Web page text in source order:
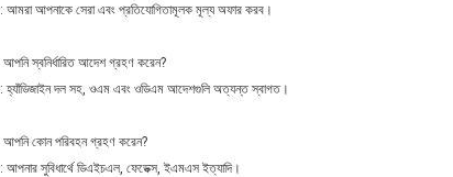
আপনাকে সেরা এবং প্রতিযোগিতামূলক মূল্য অফার করব।
স্বনির্ধারিত আদেশ গ্রহণ করেন?
হ্যাঁডিজাইন দল সহ, ওএম এবং ওডিএম আদেশগুলি অত্যন্ত স্বাগত।
কোন পরিবহন গ্রহণ করেন?
সুবিধার্থে ডিএইচএল, ফেডেক্স, ইএমএস ইত্যাদি।